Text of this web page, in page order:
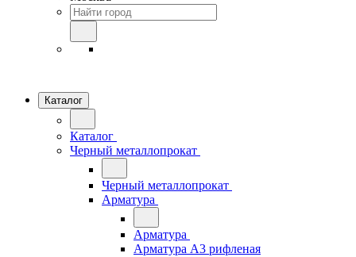
Каталог
Каталог
Черный металлопрокат
Черный металлопрокат
Арматура
Арматура
Арматура А3 рифленая